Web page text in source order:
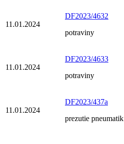
11.01.2024
DF2023/4632
potraviny
11.01.2024
DF2023/4633
potraviny
11.01.2024
DF2023/437a
prezutie pneumatik